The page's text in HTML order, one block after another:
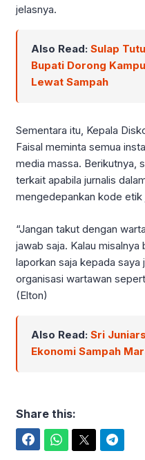
jelasnya.
Also Read: Sulap
Bupati Dorong
Lewat Sampah
Sementara itu, Kepala
Faisal meminta semua
media massa. Berikutnya,
terkait apabila jurnalis
mengedepankan kode etik
“Jangan takut dengan
jawab saja. Kalau
laporkan saja kepada
organisasi wartawan
(Elton)
Also Read: Sri
Ekonomi Sampah
Share this: